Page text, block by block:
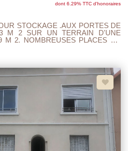
dont 6.29% TTC d'honoraires
STOCKAGE .AUX PORTES DE
M 2 SUR UN TERRAIN D'UNE
M 2. NOMBREUSES PLACES DE